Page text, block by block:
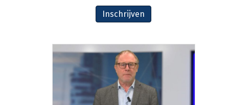
Inschrijven